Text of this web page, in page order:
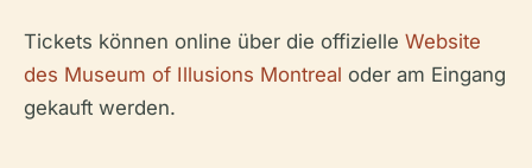
Tickets können online über die offizielle Website
des Museum of Illusions Montreal oder am Eingang
gekauft werden.